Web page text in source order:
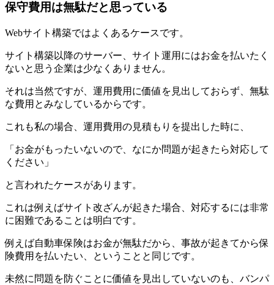
保守費用は無駄だと思っている
Webサイト構築ではよくあるケースです。
サイト構築以降のサーバー、サイト運用にはお金を払いたく
ないと思う企業は少なくありません。
それは当然ですが、運用費用に価値を見出しておらず、無駄
な費用とみなしているからです。
これも私の場合、運用費用の見積もりを提出した時に、
「お金がもったいないので、なにか問題が起きたら対応して
ください」
と言われたケースがあります。
これは例えばサイト改ざんが起きた場合、対応するには非常
に困難であることは明白です。
例えば自動車保険はお金が無駄だから、事故が起きてから保
険費用を払いたい、ということと同じです。
未然に問題を防ぐことに価値を見出していないのも、バンパ